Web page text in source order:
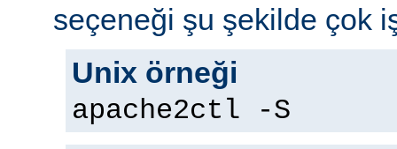
seçeneği şu şekilde çok
Unix örneği
apache2ctl -S